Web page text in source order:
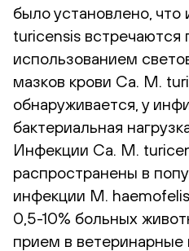
было установлено, что
turicensis
использованием
мазков крови Ca. M.
обнаруживается, у
бактериальная
Инфекции Ca. M.
распространены в
инфекции M.
0,5-10% больных
прием в ветеринарные